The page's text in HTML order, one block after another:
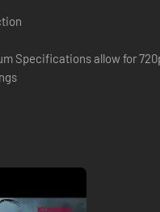
og
de mange gåder i spillet.
Specifications allow for